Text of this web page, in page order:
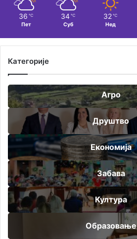
36 ℃
Пет
34 ℃
Суб
32 ℃
Нед
Категорије
Агро
Друштво
Економија
Забава
Култура
Образовање